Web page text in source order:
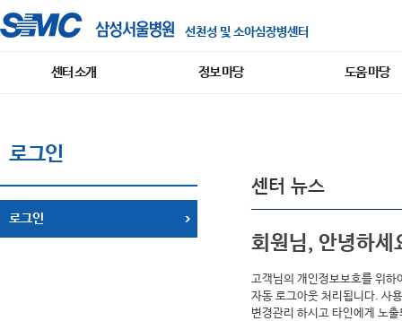
선천성 및 소아심장병센터
센터 소개 정보 마당 도움 마당
로그인
로그인
센터 뉴스
회원님, 안녕하세
고객님의 개인정보보호를 위
자동 로그아웃 처리됩니다. 사
변경관리 하시고 타인에게 노